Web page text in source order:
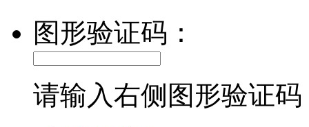
图形验证码：
请输入右侧图形验证码